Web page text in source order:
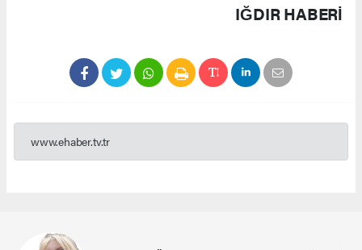
IĞDIR HABERİ
www.ehaber.tv.tr